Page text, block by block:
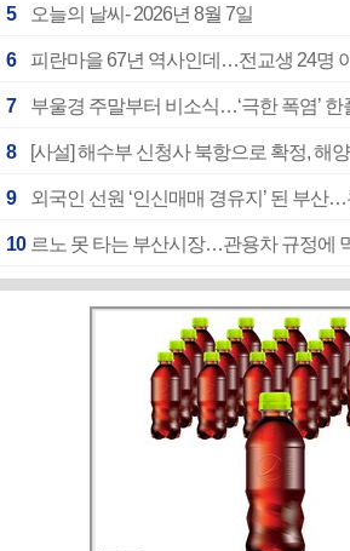
5 오늘의 날씨- 2026년 8월 7일
6 피란마을 67년 역사인데…전교생 24명
7 부울경 주말부터 비소식…‘극한 폭염’ 한
8 [사설] 해수부 신청사 북항으로 확정, 해
9 외국인 선원 ‘인신매매 경유지’ 된 부산
10 르노 못 타는 부산시장…관용차 규정에